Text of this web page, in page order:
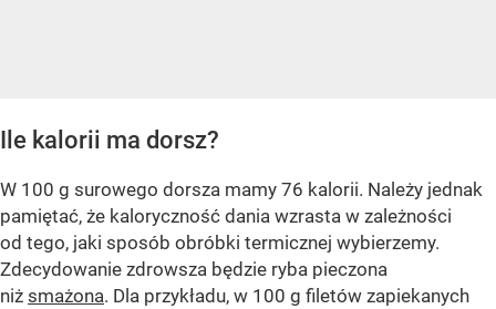
Ile kalorii ma dorsz?
W 100 g surowego dorsza mamy 76 kalorii. Należy jednak
pamiętać, że kaloryczność dania wzrasta w zależności
od tego, jaki sposób obróbki termicznej wybierzemy.
Zdecydowanie zdrowsza będzie ryba pieczona
niż smażona. Dla przykładu, w 100 g filetów zapiekanych